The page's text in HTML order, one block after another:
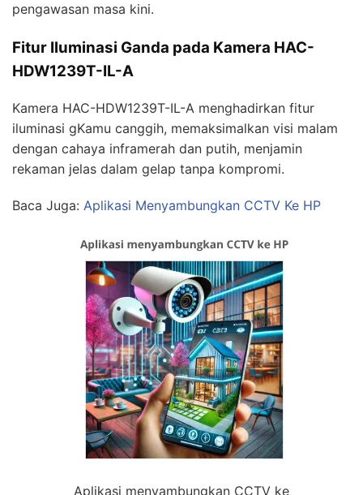
pengawasan masa kini.
Fitur Iluminasi Ganda pada Kamera HAC-
HDW1239T-IL-A
Kamera HAC-HDW1239T-IL-A menghadirkan fitur
iluminasi gKamu canggih, memaksimalkan visi malam
dengan cahaya inframerah dan putih, menjamin
rekaman jelas dalam gelap tanpa kompromi.
Baca Juga: Aplikasi Menyambungkan CCTV Ke HP
Aplikasi menyambungkan CCTV ke